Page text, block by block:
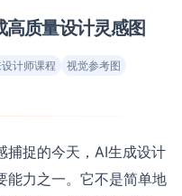
质量设计灵感图
计师课程 视觉参考图
捕捉的今天，AI生成设计
能力之一。它不是简单地